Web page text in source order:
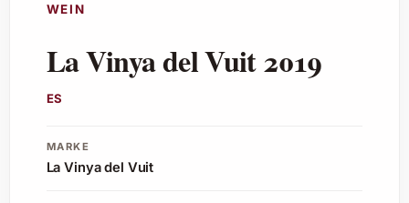
WEIN
La Vinya del Vuit 2019
ES
MARKE
La Vinya del Vuit